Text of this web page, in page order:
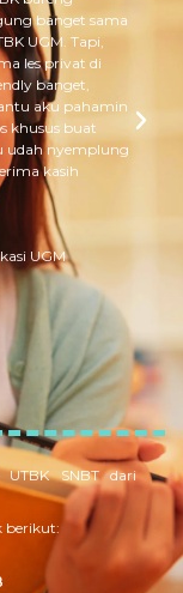
banget sama
UGM. Tapi,
les privat di
banget,
aku pahamin
khusus buat
udah nyemplung
kasih
UGM
SNBT dari
berikut: